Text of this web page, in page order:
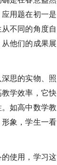
用题在初一是
不同的角度自
他们的成果展
思的实物、照
学效率，它快
如高中数学教
象，学生一看
使用，学习这